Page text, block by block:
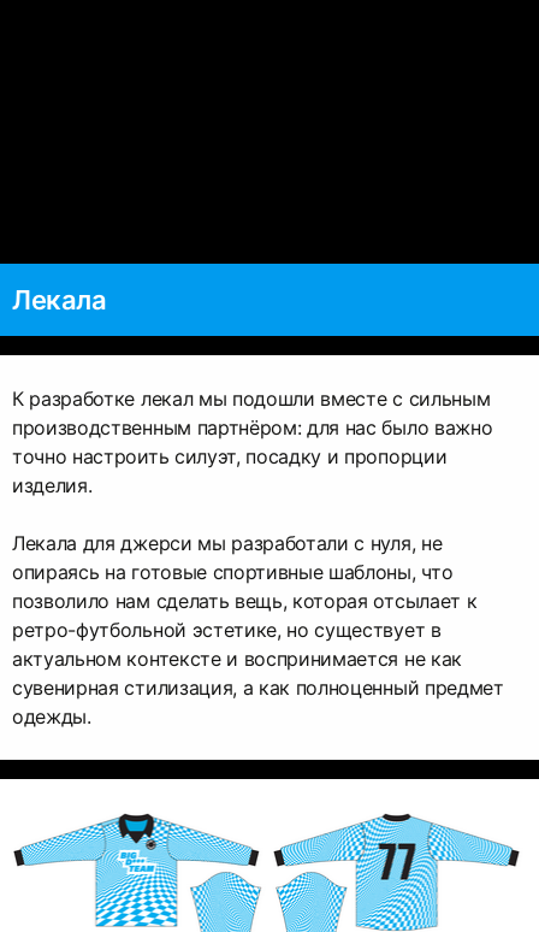
Лекала
К разработке лекал мы подошли вместе с сильным
производственным партнёром: для нас было важно
точно настроить силуэт, посадку и пропорции
изделия.
Лекала для джерси мы разработали с нуля, не
опираясь на готовые спортивные шаблоны, что
позволило нам сделать вещь, которая отсылает к
ретро-футбольной эстетике, но существует в
актуальном контексте и воспринимается не как
сувенирная стилизация, а как полноценный предмет
одежды.